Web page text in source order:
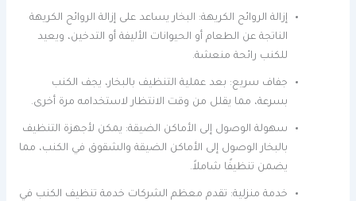
إزالة الروائح الكريهة: البخار يساعد على إزالة الروائح الكريهة
الناتجة عن الطعام أو الحيوانات الأليفة أو التدخين، ويعيد
للكنب رائحة منعشة.
جفاف سريع: بعد عملية التنظيف بالبخار، يجف الكنب
بسرعة، مما يقلل من وقت الانتظار لاستخدامه مرة أخرى.
سهولة الوصول إلى الأماكن الضيقة: يمكن لأجهزة التنظيف
بالبخار الوصول إلى الأماكن الضيقة والشقوق في الكنب، مما
يضمن تنظيفًا شاملاً.
خدمة منزلية: تقدم معظم الشركات خدمة تنظيف الكنب في